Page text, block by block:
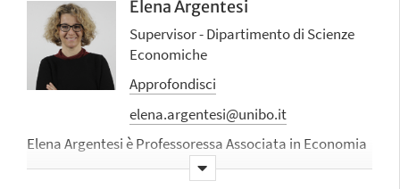
Bologna.
I principali temi di ricerca riguardano l'analisi dei dati
multivariati, la riduzione dimensionale, i modelli a
variabili latenti, i modelli mistura per dati a struttura
complessa, i metodi di classificazione per i big-data, il
deep learning. I progressi metodologici hanno trovato
applicazione in diversi ambiti scientifici, dalla medicina
all’ingegneria, dalla genetica all’analisi di dati testuali.
Elena Argentesi
Supervisor - Dipartimento di Scienze
Economiche
Approfondisci
elena.argentesi@unibo.it
Elena Argentesi è Professoressa Associata in Economia
Applicata al Dipartimento di Scienze Economiche
dell'Università di Bologna. Ha ottenuto un dottorato di